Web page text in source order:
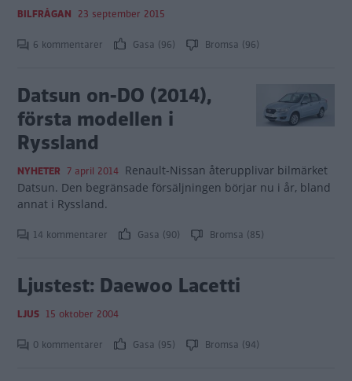
BILFRÅGAN 23 september 2015
6 kommentarer Gasa (96) Bromsa (96)
Datsun on-DO (2014),
första modellen i
Ryssland
NYHETER 7 april 2014 Renault-Nissan återupplivar bilmärket
Datsun. Den begränsade försäljningen börjar nu i år, bland
annat i Ryssland.
14 kommentarer Gasa (90) Bromsa (85)
Ljustest: Daewoo Lacetti
LJUS 15 oktober 2004
0 kommentarer Gasa (95) Bromsa (94)